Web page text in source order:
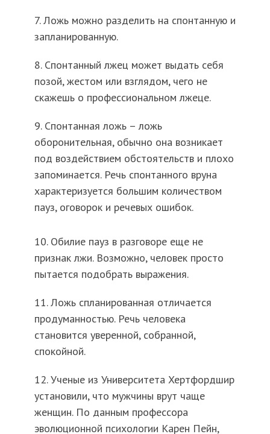
7. Ложь можно разделить на спонтанную и
запланированную.
8. Спонтанный лжец может выдать себя
позой, жестом или взглядом, чего не
скажешь о профессиональном лжеце.
9. Спонтанная ложь – ложь
оборонительная, обычно она возникает
под воздействием обстоятельств и плохо
запоминается. Речь спонтанного вруна
характеризуется большим количеством
пауз, оговорок и речевых ошибок.
10. Обилие пауз в разговоре еще не
признак лжи. Возможно, человек просто
пытается подобрать выражения.
11. Ложь спланированная отличается
продуманностью. Речь человека
становится уверенной, собранной,
спокойной.
12. Ученые из Университета Хертфордшир
установили, что мужчины врут чаще
женщин. По данным профессора
эволюционной психологии Карен Пейн,